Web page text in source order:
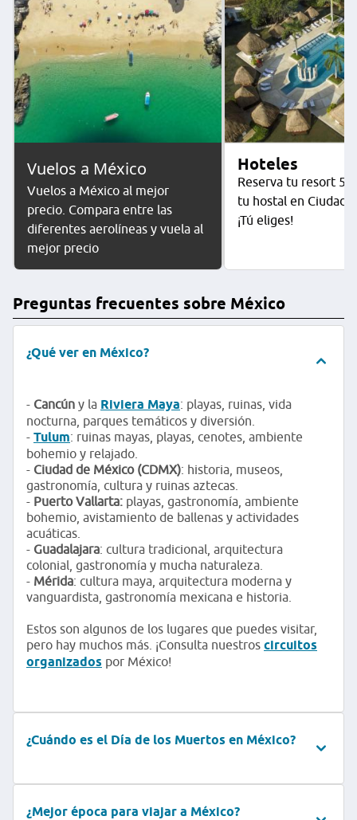
Vuelos a México
Vuelos a México al mejor
precio. Compara entre las
diferentes aerolíneas y vuela al
mejor precio
Hoteles
Reserva tu resort 5
tu hostal en Ciudad
¡Tú eliges!
Preguntas frecuentes sobre México
¿Qué ver en México?
- Cancún y la Riviera Maya: playas, ruinas, vida
nocturna, parques temáticos y diversión.
- Tulum: ruinas mayas, playas, cenotes, ambiente
bohemio y relajado.
- Ciudad de México (CDMX): historia, museos,
gastronomía, cultura y ruinas aztecas.
- Puerto Vallarta: playas, gastronomía, ambiente
bohemio, avistamiento de ballenas y actividades
acuáticas.
- Guadalajara: cultura tradicional, arquitectura
colonial, gastronomía y mucha naturaleza.
- Mérida: cultura maya, arquitectura moderna y
vanguardista, gastronomía mexicana e historia.
Estos son algunos de los lugares que puedes visitar,
pero hay muchos más. ¡Consulta nuestros circuitos
organizados por México!
¿Cuándo es el Día de los Muertos en México?
¿Mejor época para viajar a México?